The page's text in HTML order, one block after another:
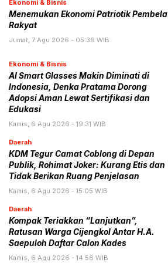
Ekonomi & Bisnis
Menemukan Ekonomi Patriotik Pembela
Rakyat
Jumat, 7 Agu 2026 - 05:39 WIB
Ekonomi & Bisnis
AI Smart Glasses Makin Diminati di
Indonesia, Denka Pratama Dorong
Adopsi Aman Lewat Sertifikasi dan
Edukasi
Kamis, 6 Agu 2026 - 19:31 WIB
Daerah
KDM Tegur Camat Coblong di Depan
Publik, Rohimat Joker: Kurang Etis dan
Tidak Berikan Ruang Penjelasan
Kamis, 6 Agu 2026 - 15:05 WIB
Daerah
Kompak Teriakkan “Lanjutkan”,
Ratusan Warga Cijengkol Antar H.A.
Saepuloh Daftar Calon Kades
Kamis, 6 Agu 2026 - 14:56 WIB